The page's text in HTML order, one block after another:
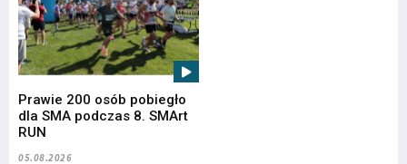
Prawie 200 osób pobiegło
dla SMA podczas 8. SMArt
RUN
05.08.2026